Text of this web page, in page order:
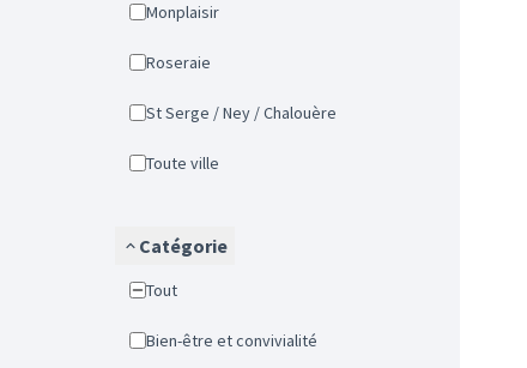
Monplaisir
Roseraie
St Serge / Ney / Chalouère
Toute ville
Catégorie
Tout
Bien-être et convivialité